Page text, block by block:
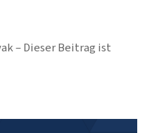
Dieser Beitrag ist